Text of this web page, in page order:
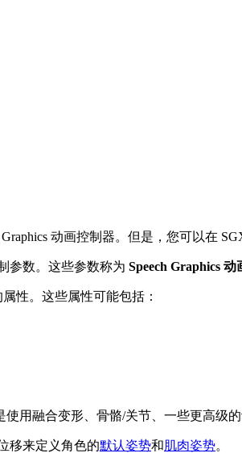
动画控制器。但是，您可以在
参数。这些参数称为 Speech Graphics 动
性。这些属性可能包括：
用融合变形、骨骼/关节、一些更高级
移来定义角色的默认姿势和肌肉姿势。